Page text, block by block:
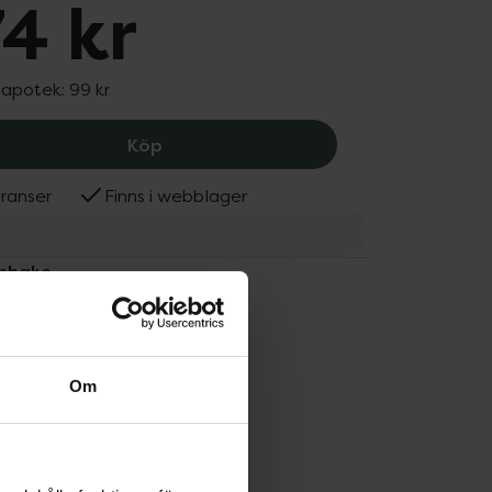
Om
kr
apotek: 99 kr
Köp Twistshake Anti-Colic Pastellrosa
Finns i webblager